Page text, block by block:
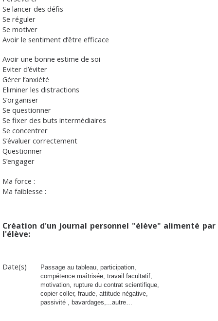
Se lancer des défis
Se réguler
Se motiver
Avoir le sentiment d’être efficace
Avoir une bonne estime de soi
Eviter d’éviter
Gérer l’anxiété
Eliminer les distractions
S’organiser
Se questionner
Se fixer des buts intermédiaires
Se concentrer
S’évaluer correctement
Questionner
S’engager
Ma force :
Ma faiblesse :
Création d'un journal personnel "élève" alimenté par
l'élève:
Date(s)
Passage au tableau, participation,
compétence maîtrisée, travail facultatif,
motivation, rupture du contrat scientifique,
copier-coller, fraude, attitude négative,
passivité , bavardages,... autre…